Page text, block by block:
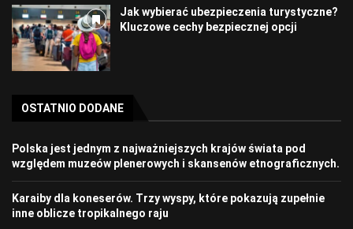
Jak wybierać ubezpieczenia turystyczne?
Kluczowe cechy bezpiecznej opcji
OSTATNIO DODANE
Polska jest jednym z najważniejszych krajów świata pod
względem muzeów plenerowych i skansenów etnograficznych.
Karaiby dla koneserów. Trzy wyspy, które pokazują zupełnie
inne oblicze tropikalnego raju